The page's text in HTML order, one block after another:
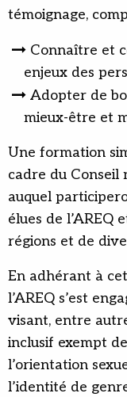
témoignage,
Connaître et
enjeux des
Adopter de
mieux-être et
Une formation
cadre du
auquel
élues de
régions et de
En adhérant à
l’AREQ s’est
visant, entre
inclusif exempt
l’orientation
l’identité de